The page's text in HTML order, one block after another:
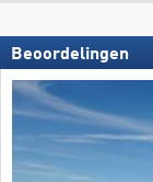
Beoordelingen